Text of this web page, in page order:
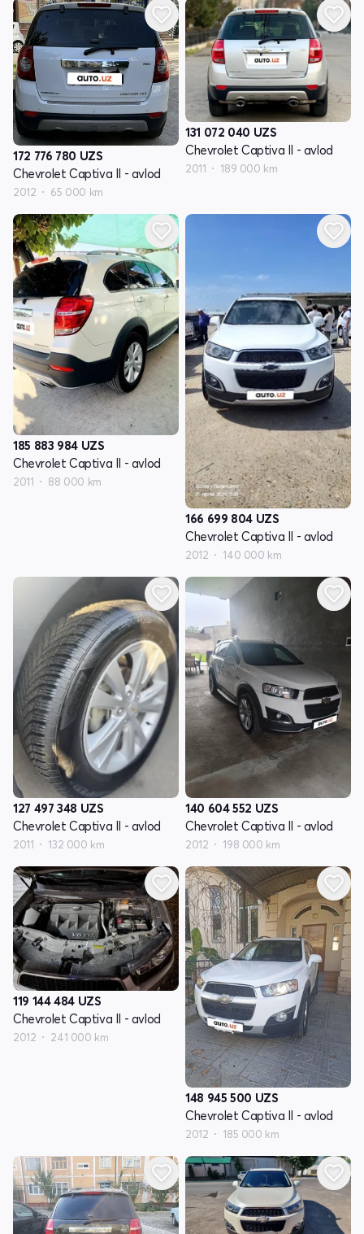
172 776 780 UZS
Chevrolet Captiva II - avlod
2012 65 000 km
131 072 040 UZS
Chevrolet Captiva II - avlod
2011 189 000 km
185 883 984 UZS
Chevrolet Captiva II - avlod
2011 88 000 km
166 699 804 UZS
Chevrolet Captiva II - avlod
2012 140 000 km
127 497 348 UZS
Chevrolet Captiva II - avlod
2011 132 000 km
140 604 552 UZS
Chevrolet Captiva II - avlod
2012 198 000 km
119 144 484 UZS
Chevrolet Captiva II - avlod
2012 241 000 km
148 945 500 UZS
Chevrolet Captiva II - avlod
2012 185 000 km